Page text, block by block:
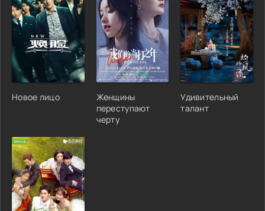
Новое лицо
Женщины
переступают
черту
Удивительный
талант